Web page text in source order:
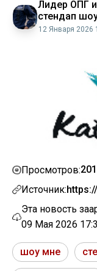
Лидер ОПГ
стендап
12 Января 2026
Просмотров:201
Источник:
Эта новость
09 Мая 2026
шоу мне